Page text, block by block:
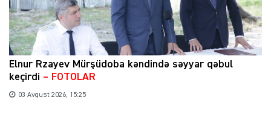
Elnur Rzayev Mürşüdoba kəndində səyyar qəbul
keçirdi – FOTOLAR
03 Avqust 2026, 15:25